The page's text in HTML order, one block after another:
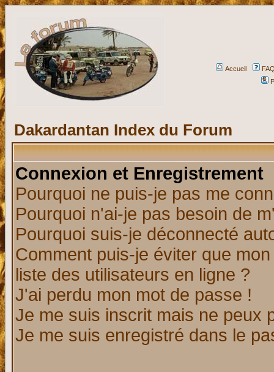
Accueil
Dakardantan Index du Forum
Connexion et Enregistrement
Pourquoi ne puis-je pas me
Pourquoi n'ai-je pas besoin de
Pourquoi suis-je déconnecté
Comment puis-je éviter que
liste des utilisateurs en ligne ?
J'ai perdu mon mot de passe !
Je me suis inscrit mais ne peux
Je me suis enregistré dans le